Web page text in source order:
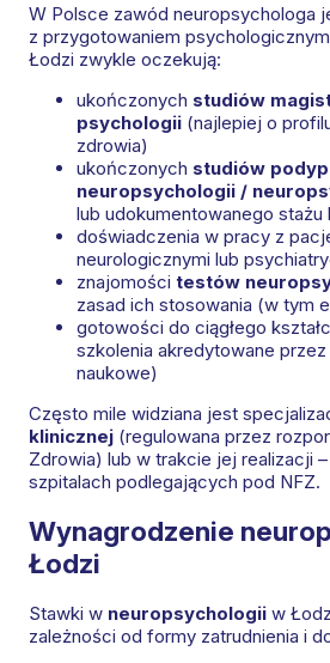
W Polsce zawód neuropsychologa
z przygotowaniem
Łodzi zwykle oczekują:
ukończonych studiów
psychologii (najlepiej o
zdrowia)
ukończonych studiów
neuropsychologii /
lub udokumentowanego stażu
doświadczenia w pracy z
neurologicznymi lub
znajomości testów
zasad ich stosowania (w tym
gotowości do ciągłego
szkolenia akredytowane
naukowe)
Często mile widziana jest
klinicznej (regulowana przez
Zdrowia) lub w trakcie jej realizacji
szpitalach podlegających pod NFZ.
Wynagrodzenie
Łodzi
Stawki w neuropsychologii w
zależności od formy zatrudnienia i